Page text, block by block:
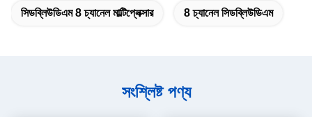
সিডব্লিউডিএম 8 চ্যানেল মাল্টিপ্লেক্সার 8 চ্যানেল সিডব্লিউডিএম
সংশ্লিষ্ট পণ্য